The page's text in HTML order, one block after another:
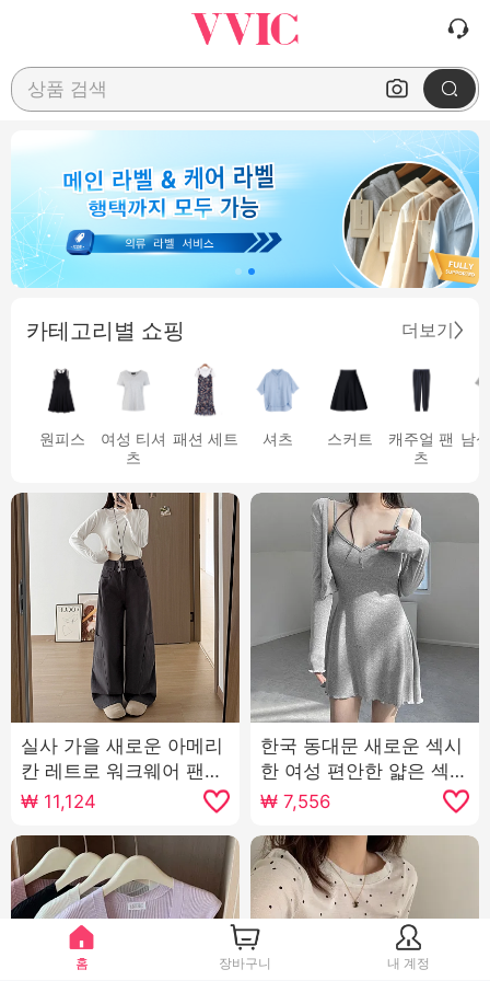
상품 검색
카테고리별 쇼핑 더보기
원피스
여성 티셔
츠
패션 세트 셔츠 스커트
캐주얼 팬
츠
남
실사 가을 새로운 아메리
칸 레트로 워크웨어 팬츠
여성 하이웨이스트 작은
키 루즈핏 슬림해 보이는
넓은 다리 캐주얼 모통이
칼 바지
₩ 11,124
한국 동대문 새로운 섹시
한 여성 편안한 얇은 섹션
자외선 차단제 작은 열림
셔츠 슬링 치마 정장 여자
₩7,556
홈 장바구니 내 계정